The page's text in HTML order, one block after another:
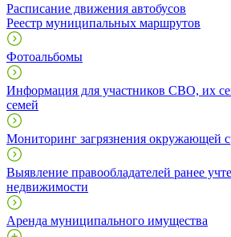
Расписание движения автобусов
Реестр муниципальных маршрутов
Фотоальбомы
Информация для участников СВО, их
семей
Мониторинг загрязнения окружающей
Выявление правообладателей ранее
недвижимости
Аренда муниципального имущества